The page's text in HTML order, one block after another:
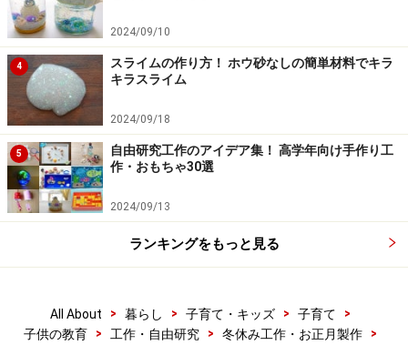
ポリ袋カイト（出典：「手作りおもちゃで和正月！」）
お正月工作『ポリ袋カイト』の材料は、ポリ袋、新聞
紙、竹ひご2本、つまようじ2本、たこ糸。新聞紙を型紙
にして切り取ったポリ袋に、竹ひごを固定して骨組みに
し、つまようじを使って穴を作り、たこ糸を通して完成
です！最後にお絵かきをしてオリジナルのたこに仕上げ
■参考記事
手作りおもちゃで和正月！
2024/09/10
4
スライムの作り方！ ホウ砂なしの簡単材料でキラ
キラスライム
2024/09/18
5
自由研究工作のアイデア集！ 高学年向け手作り工
作・おもちゃ30選
2024/09/13
ランキングをもっと見る
All About > 暮らし > 子育て・キッズ > 子育て
>
子供の教育
> 工作・自由研究 > 冬休み工作・お正月製作
>